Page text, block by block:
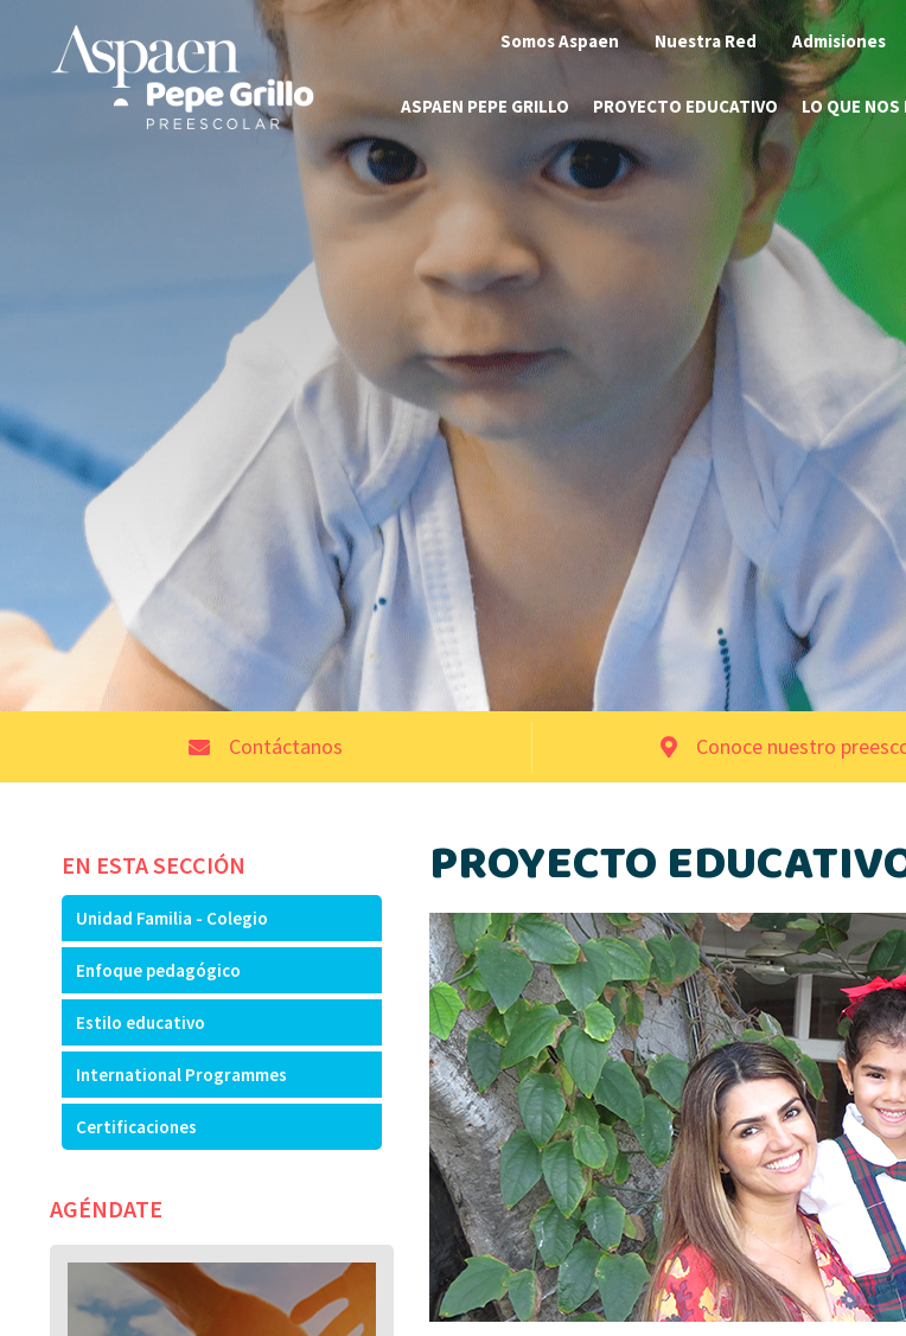
Somos Aspaen Nuestra Red Admisiones
ASPAEN PEPE GRILLO PROYECTO EDUCATIVO LO QUE NOS
Contáctanos Conoce nuestro
EN ESTA SECCIÓN
Unidad Familia - Colegio
Enfoque pedagógico
Estilo educativo
International Programmes
Certificaciones
AGÉNDATE
PROYECTO